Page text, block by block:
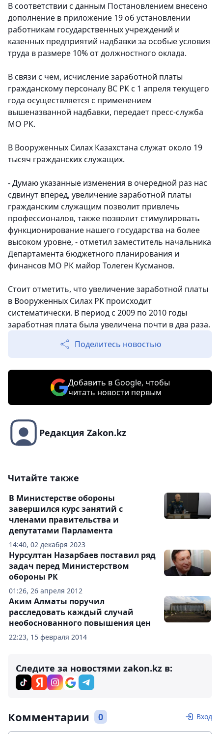
В соответствии с данным Постановлением внесено
дополнение в приложение 19 об установлении
работникам государственных учреждений и
казенных предприятий надбавки за особые условия
труда в размере 10% от должностного оклада.
В связи с чем, исчисление заработной платы
гражданскому персоналу ВС РК с 1 апреля текущего
года осуществляется с применением
вышеназванной надбавки, передает пресс-служба
МО РК.
В Вооруженных Силах Казахстана служат около 19
тысяч гражданских служащих.
- Думаю указанные изменения в очередной раз нас
сдвинут вперед, увеличение заработной платы
гражданским служащим позволит привлечь
профессионалов, также позволит стимулировать
функционирование нашего государства на более
высоком уровне, - отметил заместитель начальника
Департамента бюджетного планирования и
финансов МО РК майор Толеген Кусманов.
Стоит отметить, что увеличение заработной платы
в Вооруженных Силах РК происходит
систематически. В период с 2009 по 2010 годы
заработная плата была увеличена почти в два раза.
Поделитесь новостью
Добавить в Google, чтобы
читать новости первым
Редакция Zakon.kz
Читайте также
14:40, 02 декабря 2023
В Министерстве обороны
завершился курс занятий с
членами правительства и
депутатами Парламента
01:26, 26 апреля 2012
Нурсултан Назарбаев поставил ряд
задач перед Министерством
обороны РК
22:23, 15 февраля 2014
Аким Алматы поручил
расследовать каждый случай
необоснованного повышения цен
Следите за новостями zakon.kz в:
Комментарии 0 Вход